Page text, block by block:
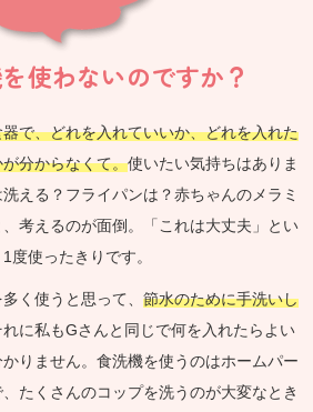
使わないのですか？
で、どれを入れていいか、どれを入れた
分からなくて。使いたい気持ちはありま
える？フライパンは？赤ちゃんのメラミ
、考えるのが面倒。「これは大丈夫」とい
度使ったきりです。
く使うと思って、 節水のために手洗いし
れに私もGさんと同じで何を入れたらよい
りません。食洗機を使うのはホームパー
たくさんのコップを洗うのが大変なとき